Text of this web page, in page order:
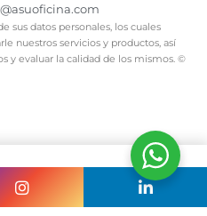
sus datos personales, los cuales
nuestros servicios y productos, así
y evaluar la calidad de los mismos. ©